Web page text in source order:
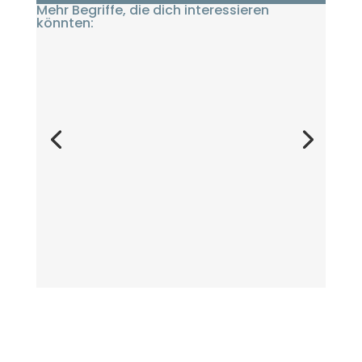
Mehr Begriffe, die dich interessieren
könnten: